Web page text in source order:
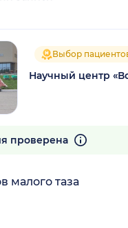
Выбор
Научный центр
проверена
малого таза